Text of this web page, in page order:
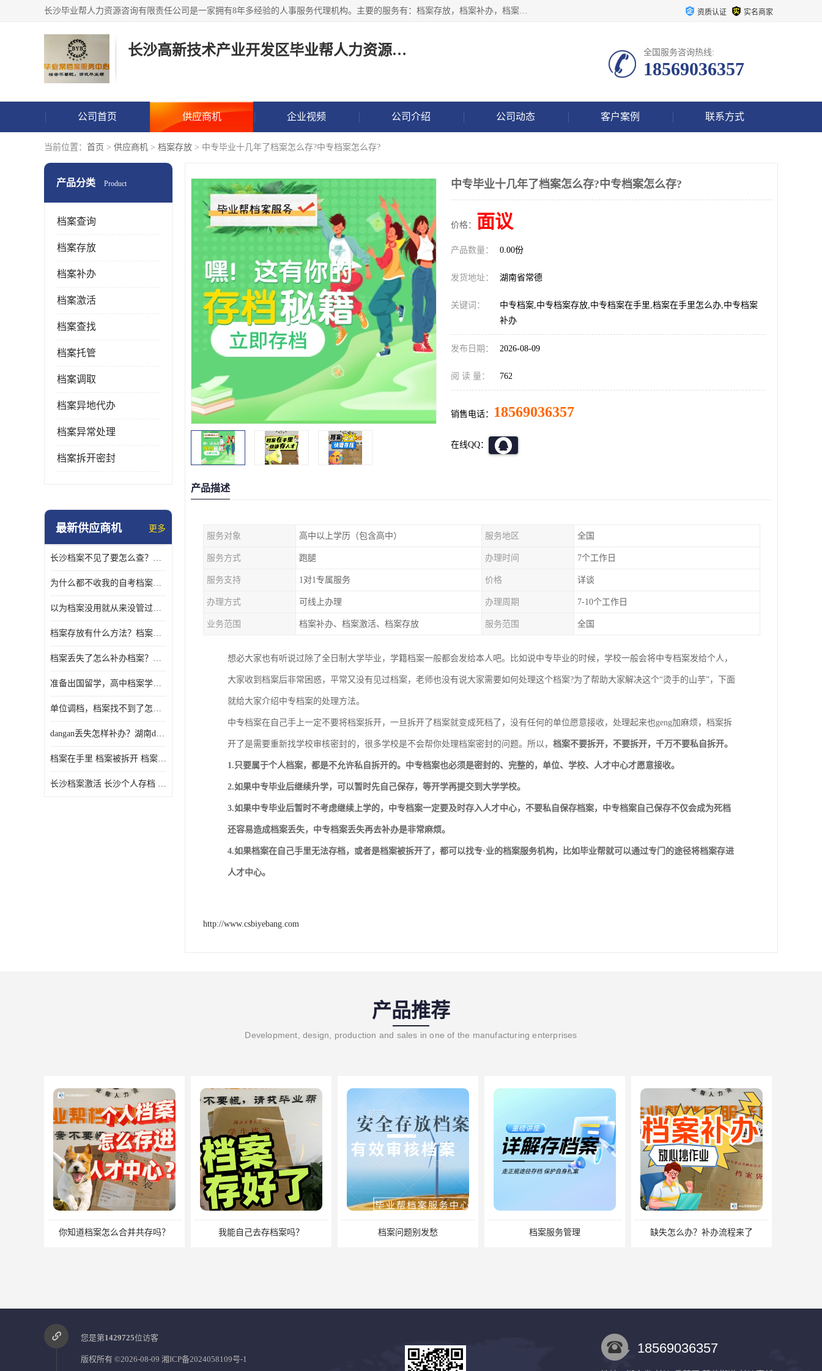
长沙毕业帮人力资源咨询有限责任公司是一家拥有8年多经验的人事服务代理机构。主要的服务有：档案存放，档案补办，档案激活，档案查询，档案查找，档案托管，档案调取，档案异地代办，档案异常处理 等；提供毕业档案处理、人事档案服务、商务代理代办、个人档案等服务，同时办事过程全程与客户沟通，确保真实、安全、可靠！ 资质认证 实名商家
长沙高新技术产业开发区毕业帮人力资源咨询有限责任公司 全国服务咨询热线:
18569036357
公司首页 供应商机 企业视频 公司介绍 公司动态 客户案例 联系方式
当前位置： 首页 > 供应商机 > 档案存放 > 中专毕业十几年了档案怎么存?中专档案怎么存?
产品分类 Product
档案查询
档案存放
档案补办
档案激活
档案查找
档案托管
档案调取
档案异地代办
档案异常处理
档案拆开密封
最新供应商机 更多
长沙档案不见了要怎么查？档案查询 档案补办
为什么都不收我的自考档案？自考档案怎么存档？
以为档案没用就从来没管过，现在要用档案该怎么办？
档案存放有什么方法？档案在手里为什么不能用
档案丢失了怎么补办档案？湖南档案补办 档案补办方法
准备出国留学，高中档案学校发给我了怎么办？
单位调档，档案找不到了怎么办？
dangan丢失怎样补办？湖南dangan丢失补办流程介绍！
档案在手里 档案被拆开 档案补办 档案问题一站式服务
长沙档案激活 长沙个人存档 长沙档案存档
中专毕业十几年了档案怎么存?中专档案怎么存?
价格： 面议
产品数量： 0.00份
发货地址： 湖南省常德
关键词：
中专档案,中专档案存放,中专档案在手里,档案在手里怎么办,中专档案
补办
发布日期： 2026-08-09
阅 读 量： 762
销售电话： 18569036357
在线QQ：
产品描述
服务对象 高中以上学历（包含高中） 服务地区 全国
服务方式 跑腿 办理时间 7个工作日
服务支持 1对1专属服务 价格 详谈
办理方式 可线上办理 办理周期 7-10个工作日
业务范围 档案补办、档案激活、档案存放 服务范围 全国
想必大家也有听说过除了全日制大学毕业，学籍档案一般都会发给本人吧。比如说中专毕业的时候，学校一般会将中专档案发给个人，
大家收到档案后非常困惑，平常又没有见过档案，老师也没有说大家需要如何处理这个档案?为了帮助大家解决这个“烫手的山芋”，下面
就给大家介绍中专档案的处理方法。
中专档案在自己手上一定不要将档案拆开，一旦拆开了档案就变成死档了，没有任何的单位愿意接收，处理起来也geng加麻烦，档案拆
开了是需要重新找学校审核密封的，很多学校是不会帮你处理档案密封的问题。所以， 档案不要拆开，不要拆开，千万不要私自拆开。
1.只要属于个人档案，都是不允许私自拆开的。中专档案也必须是密封的、完整的，单位、学校、人才中心才愿意接收。
2.如果中专毕业后继续升学，可以暂时先自己保存，等开学再提交到大学学校。
3.如果中专毕业后暂时不考虑继续上学的，中专档案一定要及时存入人才中心，不要私自保存档案，中专档案自己保存不仅会成为死档
还容易造成档案丢失，中专档案丢失再去补办是非常麻烦。
4.如果档案在自己手里无法存档，或者是档案被拆开了，都可以找专·业的档案服务机构，比如毕业帮就可以通过专门的途径将档案存进
人才中心。
http://www.csbiyebang.com
产品推荐
Development, design, production and sales in one of the manufacturing enterprises
我能自己去存档案吗？ 档案问题别发愁 档案服务管理 缺失怎么办？补办流程来了
您是第1429725位访客
版权所有 ©2026-08-09 湘ICP备2024058109号-1
18569036357